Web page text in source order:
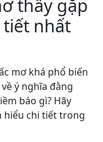
thấy gặp
nhất
mơ khá phổ biến
ý nghĩa đằng
báo gì? Hãy
hiểu chi tiết trong